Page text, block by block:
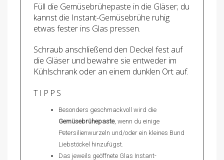
Füll die Gemüsebrühepaste in die Gläser; du
kannst die Instant-Gemüsebrühe ruhig
etwas fester ins Glas pressen.
Schraub anschließend den Deckel fest auf
die Gläser und bewahre sie entweder im
Kühlschrank oder an einem dunklen Ort auf.
TIPPS
Besonders geschmackvoll wird die
Gemüsebrühepaste, wenn du einige
Petersilienwurzeln und/oder ein kleines Bund
Liebstöckel hinzufügst.
Das jeweils geöffnete Glas Instant-